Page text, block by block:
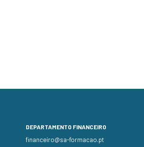
DEPARTAMENTO FINANCEIRO
financeiro@sa-formacao.pt